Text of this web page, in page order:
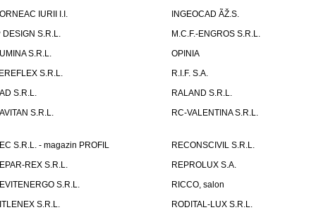
IURII I.I.
INGEOCAD ÃŽ.S.
DESIGN S.R.L.
M.C.F.-ENGROS S.R.L.
S.R.L.
OPINIA
S.R.L.
R.I.F. S.A.
S.R.L.
RALAND S.R.L.
S.R.L.
RC-VALENTINA S.R.L.
S.R.L. - magazin PROFIL
RECONSCIVIL S.R.L.
REX S.R.L.
REPROLUX S.A.
S.R.L.
RICCO, salon
S.R.L.
RODITAL-LUX S.R.L.